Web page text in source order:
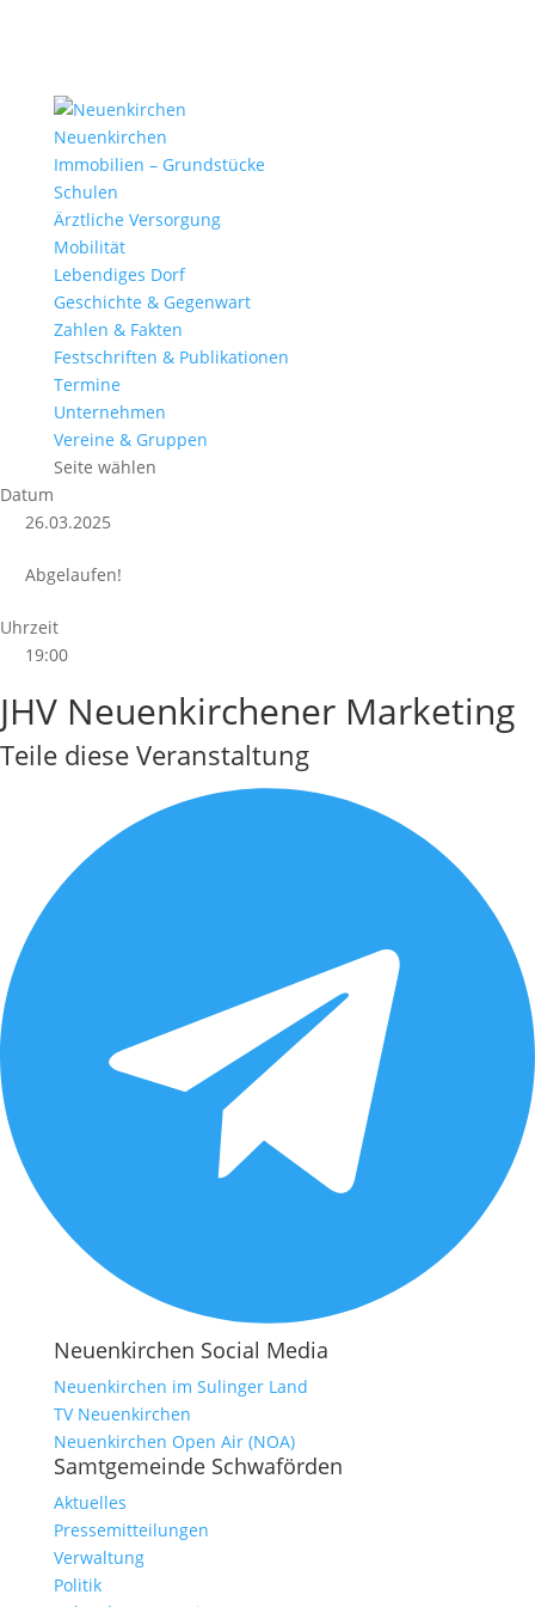
Neuenkirchen
Immobilien – Grundstücke
Schulen
Ärztliche Versorgung
Mobilität
Lebendiges Dorf
Geschichte & Gegenwart
Zahlen & Fakten
Festschriften & Publikationen
Termine
Unternehmen
Vereine & Gruppen
Seite wählen
Datum
26.03.2025
Abgelaufen!
Uhrzeit
19:00
JHV Neuenkirchener Marketing
Teile diese Veranstaltung
Neuenkirchen Social Media
Neuenkirchen im Sulinger Land
TV Neuenkirchen
Neuenkirchen Open Air (NOA)
Samtgemeinde Schwaförden
Aktuelles
Pressemitteilungen
Verwaltung
Politik